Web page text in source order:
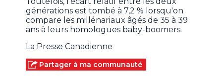
générations est tombé à 7,2 % lorsqu'on
compare les millénariaux âgés de 35 à 39
ans à leurs homologues baby-boomers.
La Presse Canadienne
Partager à ma communauté